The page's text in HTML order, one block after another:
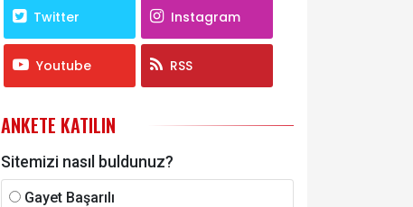
Twitter Instagram
Youtube RSS
ANKETE KATILIN
Sitemizi nasıl buldunuz?
Gayet Başarılı